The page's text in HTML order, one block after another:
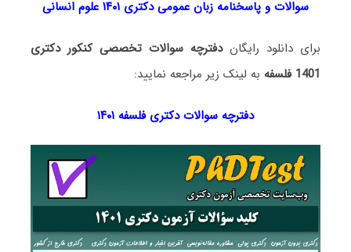
سوالات و پاسخنامه زبان عمومی دکتری ۱۴۰۱ علوم انسانی
برای دانلود رایگاندفترچه سوالات تخصصی کنکور دکتری
1401 فلسفه
به لینک زیر مراجعه نمایید:
دفترچه سوالات دکتری فلسفه ۱۴۰۱